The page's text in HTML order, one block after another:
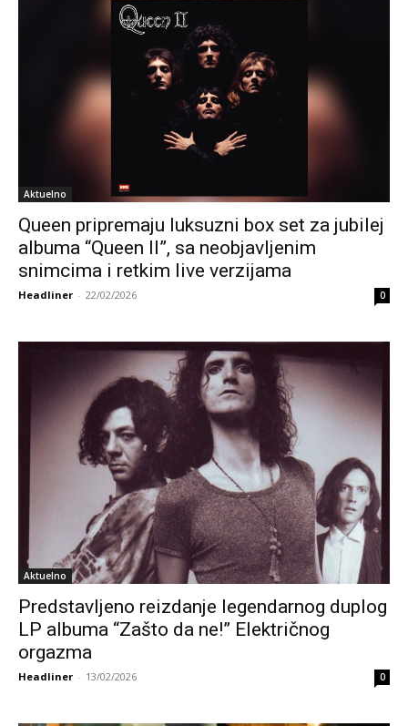
Aktuelno
Queen pripremaju luksuzni box set za jubilej
albuma “Queen II”, sa neobjavljenim
snimcima i retkim live verzijama
Headliner - 22/02/2026 0
Aktuelno
Predstavljeno reizdanje legendarnog duplog
LP albuma “Zašto da ne!” Električnog
orgazma
Headliner - 13/02/2026 0